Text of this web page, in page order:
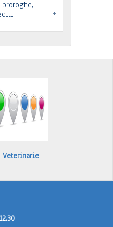
cose” -
proroghe,
+
Veterinarie